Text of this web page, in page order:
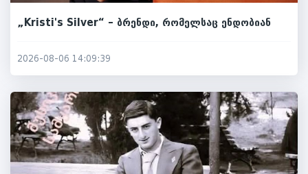
„Kristi's Silver“ – ბრენდი, რომელსაც ენდობიან
2026-08-06 14:09:39